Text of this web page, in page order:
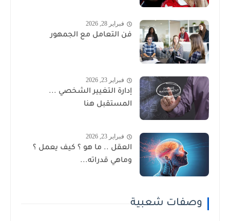
فبراير 28, 2026
فن التعامل مع الجمهور
فبراير 23, 2026
إدارة التغيير الشخصي ...
المستقبل هنا
فبراير 23, 2026
العقل .. ما هو ؟ كيف يعمل ؟
وماهي قدراته...
وصفات شعبية